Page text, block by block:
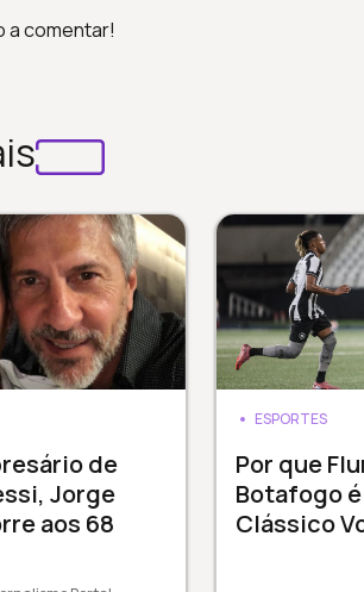
a comentar!
de
Jorge
aos 68
ESPORTES
Por que
Botafogo
Clássico